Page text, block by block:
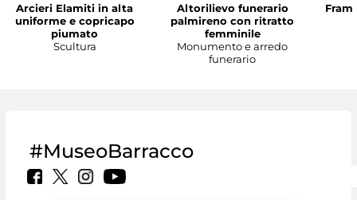
Arcieri Elamiti in alta
uniforme e copricapo
piumato
Scultura
Altorilievo funerario
palmireno con ritratto
femminile
Monumento e arredo
funerario
#MuseoBarracco